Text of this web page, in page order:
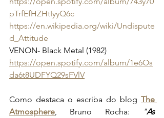
pTrfEfHZHtIyyQ6c
https://en.wikipedia.org/wiki/Undispute
d_Attitude
VENON- Black Metal (1982)
https://open.spotify.com/album/1e6Os
da6t8UDFYQ29sFVlV
Como destaca o escriba do blog The
Atmosphere , Bruno Rocha: "As